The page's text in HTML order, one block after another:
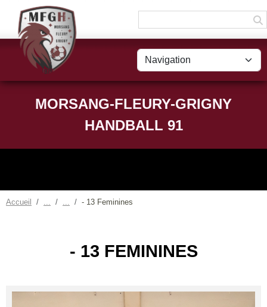
MORSANG-FLEURY-GRIGNY
HANDBALL 91
Accueil - 13 Feminines
- 13 FEMININES
Panneau de gestion des cookies